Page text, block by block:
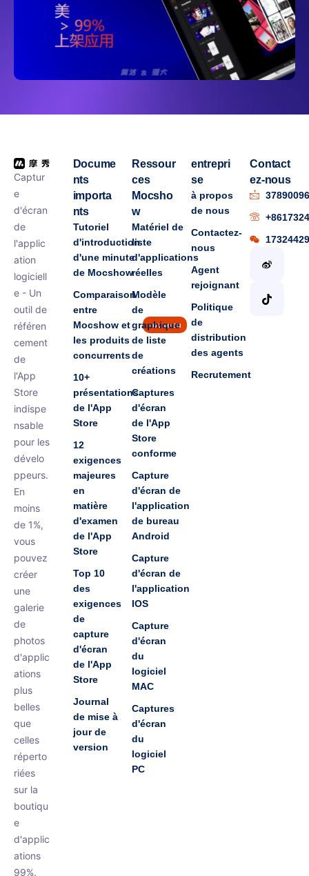
Captur
e
d'écran
de
l'applic
ation
logiciell
e - Un
outil de
référen
cement
de
l'App
Store
indispe
nsable
pour les
dévelo
ppeurs.
En
moins
de 1%,
vous
pouvez
créer
une
galerie
de
photos
d'applic
ations
plus
belles
que
celles
réperto
riées
sur la
boutiqu
e
d'applic
ations
99%.
Docume
nts
importa
nts
Tutoriel
d'introduction
d'une minute
de Mocshow
Comparaison
entre
Mocshow et
les produits
concurrents
nouveau
10+
présentations
de l'App
Store
12
exigences
majeures
en
matière
d'examen
de l'App
Store
Top 10
des
exigences
de
capture
d'écran
de l'App
Store
Journal
de mise à
jour de
version
Ressour
ces
Mocsho
w
Matériel de
liste
d'applications
réelles
Modèle
de
graphique
de liste
de
créations
Captures
d'écran
de l'App
Store
conforme
Capture
d'écran de
l'application
de bureau
Android
Capture
d'écran de
l'application
IOS
Capture
d'écran
du
logiciel
MAC
Captures
d'écran
du
logiciel
PC
entrepri
se
à propos
de nous
Contactez-
nous
Agent
rejoignant
Politique
de
distribution
des agents
Recrutement
Contact
ez-nous